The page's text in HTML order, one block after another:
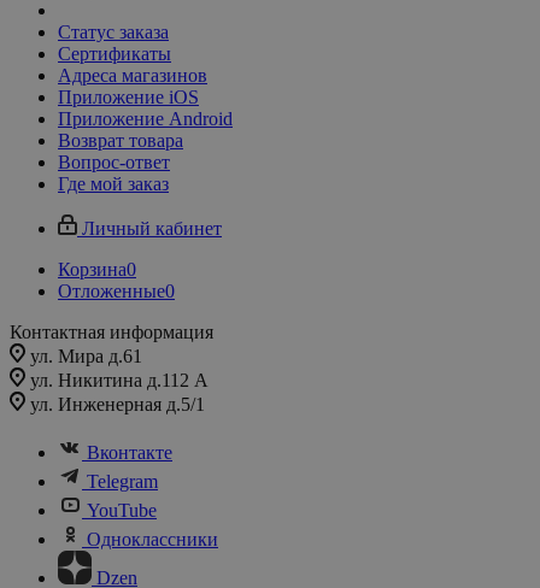
Статус заказа
Сертификаты
Адреса магазинов
Приложение iOS
Приложение Android
Возврат товара
Вопрос-ответ
Где мой заказ
Личный кабинет
Корзина0
Отложенные0
Контактная информация
ул. Мира д.61
ул. Никитина д.112 А
ул. Инженерная д.5/1
Вконтакте
Telegram
YouTube
Одноклассники
Dzen